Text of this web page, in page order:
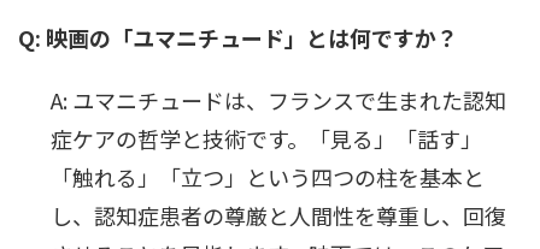
Q: 映画の「ユマニチュード」とは何ですか？
A: ユマニチュードは、フランスで生まれた認知
症ケアの哲学と技術です。「見る」「話す」
「触れる」「立つ」という四つの柱を基本と
し、認知症患者の尊厳と人間性を尊重し、回復